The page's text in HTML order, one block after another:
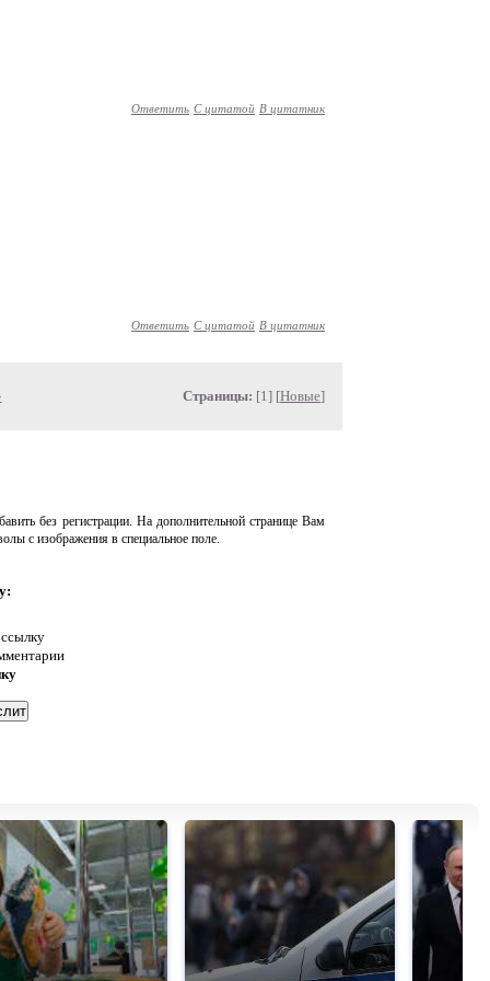
Ответить С цитатой В цитатник
Ответить С цитатой В цитатник
Страницы: [1] [Новые]
без регистрации. На дополнительной странице Вам
с изображения в специальное поле.